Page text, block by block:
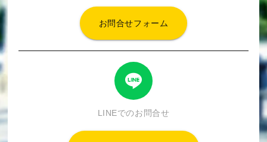
お問合せフォーム
LINEでのお問合せ